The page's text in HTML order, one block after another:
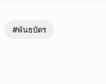
#พันธบัตร